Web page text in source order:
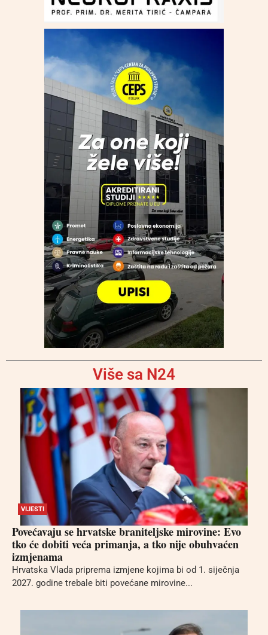
Više sa N24
VIJESTI
Povećavaju se hrvatske braniteljske mirovine: Evo
tko će dobiti veća primanja, a tko nije obuhvaćen
izmjenama
Hrvatska Vlada priprema izmjene kojima bi od 1. siječnja
2027. godine trebale biti povećane mirovine...